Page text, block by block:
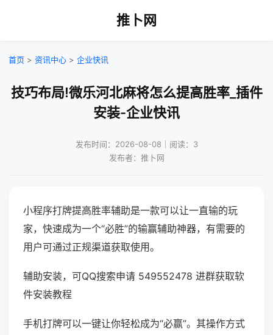
推卜网
首页 > 资讯中心 > 企业快讯
技巧布局!微乐河北麻将怎么提高胜率_插件
安装-企业快讯
发布时间：2026-08-08｜阅读：3
发布者：推卜网
小程序打牌提高胜率辅助是一款可以让一直输的玩
家，快速成为一个“必胜”的输赢辅助神器，有需要的
用户可通过正规渠道获取使用。
辅助安装，可QQ搜索申请 549552478 进群获取软
件安装教程
手机打牌可以一键让你轻松成为“必赢”。其操作方式